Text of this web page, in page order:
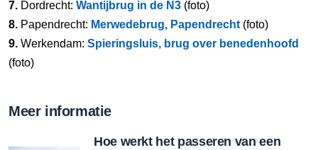
7. Dordrecht: Wantijbrug in de N3 (foto)
8. Papendrecht: Merwedebrug, Papendrecht(foto)
9. Werkendam: Spieringsluis, brug over benedenhoofd
(foto)
Meer informatie
Hoe werkt het passeren van een